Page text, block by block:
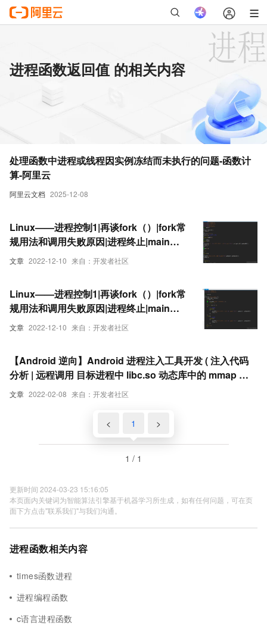
进程函数返回值 的相关内容
阿里云文档 2025-12-08
处理函数中进程或线程因实例冻结而未执行的问题-函数计
算-阿里云
文章 2022-12-10 来自：开发者社区
Linux——进程控制1|再谈fork（）|fork常
规用法和调用失败原因|进程终止|main函
数返回值|exit和_exit|相同点|不同点 |总结 |
文章 2022-12-10 来自：开发者社区
Linux——进程控制1|再谈fork（）|fork常
规用法和调用失败原因|进程终止|main函
数返回值|exit和_exit|相同点|不同点 |总结 |
文章 2022-02-08 来自：开发者社区
【Android 逆向】Android 进程注入工具开发 ( 注入代码
分析 | 远程调用 目标进程中 libc.so 动态库中的 mmap 函
数 三 | 等待远程函数执行完毕 | 寄存器获取返回值 )
< 1 >
1 / 1
更新时间 2024-03-23 15:16:05
本页面内关键词为智能算法引擎基于机器学习所生成，如有任何问题，可在页
面下方点击"联系我们"与我们沟通。
进程函数相关内容
times函数进程
进程编程函数
c语言进程函数